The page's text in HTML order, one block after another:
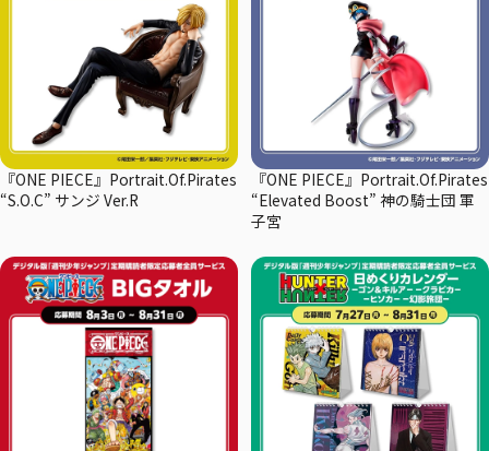
『ONE PIECE』Portrait.Of.Pirates
“S.O.C” サンジ Ver.R
『ONE PIECE』Portrait.Of.Pirates
“Elevated Boost” 神の騎士団 軍
子宮